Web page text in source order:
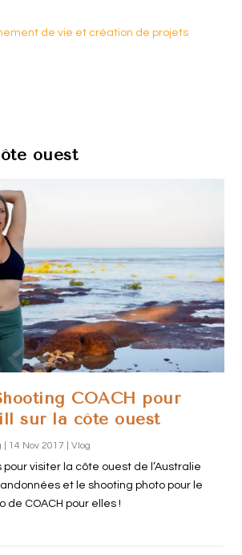
ouest
COACH pour
sur la côte ouest
14 Nov 2017 |Vlog
pour visiter la côte ouest de l’Australie
et le shooting photo pour le
de COACH pour elles !